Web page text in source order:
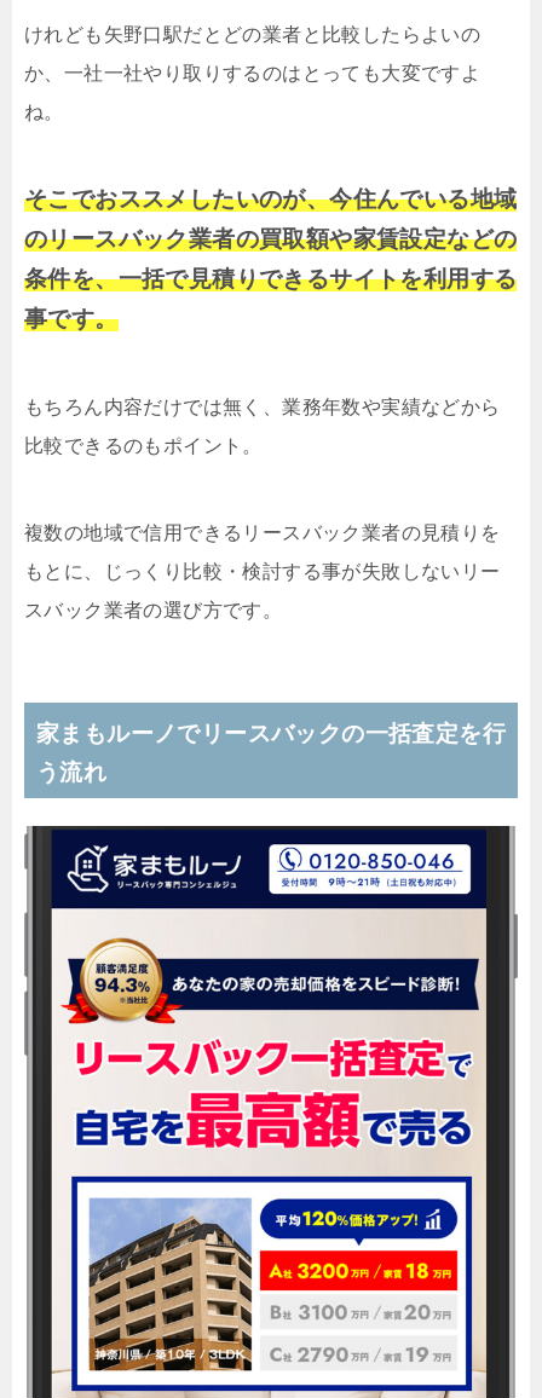
けれども矢野口駅だとどの業者と比較したらよいの
か、一社一社やり取りするのはとっても大変ですよ
ね。
そこでおススメしたいのが、今住んでいる地域
のリースバック業者の買取額や家賃設定などの
条件を、一括で見積りできるサイトを利用する
事です。
もちろん内容だけでは無く、業務年数や実績などから
比較できるのもポイント。
複数の地域で信用できるリースバック業者の見積りを
もとに、じっくり比較・検討する事が失敗しないリー
スバック業者の選び方です。
家まもルーノでリースバックの一括査定を行
う流れ